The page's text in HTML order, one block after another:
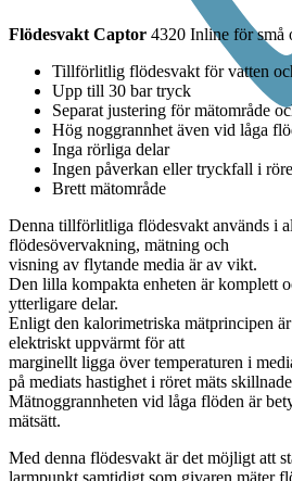
Flödesvakt Captor 4320 Inline för små
Tillförlitlig flödesvakt för vatten
Upp till 30 bar tryck
Separat justering för mätområde
Hög noggrannhet även vid låga
Inga rörliga delar
Ingen påverkan eller tryckfall i
Brett mätområde
Denna tillförlitliga flödesvakt används i
flödesövervakning, mätning och
visning av flytande media är av vikt.
Den lilla kompakta enheten är komplett
ytterligare delar.
Enligt den kalorimetriska mätprincipen
elektriskt uppvärmt för att
marginellt ligga över temperaturen i
på mediats hastighet i röret mäts
Mätnoggrannheten vid låga flöden är
mätsätt.
Med denna flödesvakt är det möjligt att
larmpunkt samtidigt som givaren mäter